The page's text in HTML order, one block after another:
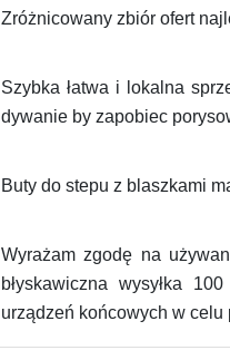
Zróżnicowany zbiór ofert
Szybka łatwa i lokalna
dywanie by zapobiec
Buty do stepu z blaszkami
Wyrażam zgodę na
błyskawiczna wysyłka
urządzeń końcowych w celu